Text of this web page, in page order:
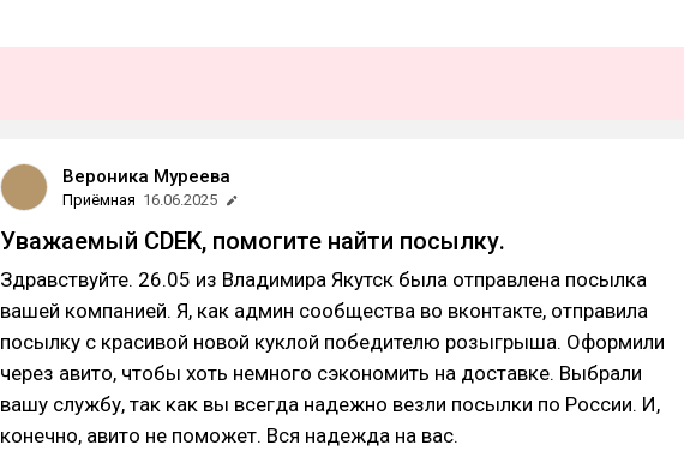
Вероника Муреева
Приёмная 16.06.2025
Уважаемый CDEK, помогите найти посылку.
Здравствуйте. 26.05 из Владимира Якутск была отправлена посылка
вашей компанией. Я, как админ сообщества во вконтакте, отправила
посылку с красивой новой куклой победителю розыгрыша. Оформили
через авито, чтобы хоть немного сэкономить на доставке. Выбрали
вашу службу, так как вы всегда надежно везли посылки по России. И,
конечно, авито не поможет. Вся надежда на вас.